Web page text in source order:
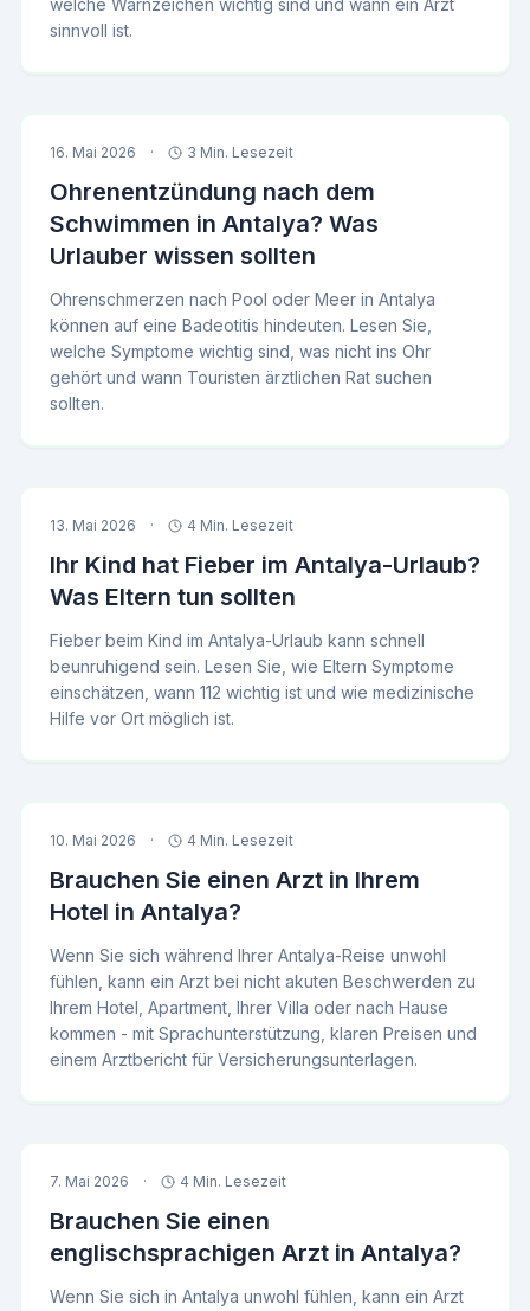
welche Warnzeichen wichtig sind und wann ein Arzt
sinnvoll ist.
16. Mai 2026 · 3 Min. Lesezeit
Ohrenentzündung nach dem
Schwimmen in Antalya? Was
Urlauber wissen sollten
Ohrenschmerzen nach Pool oder Meer in Antalya
können auf eine Badeotitis hindeuten. Lesen Sie,
welche Symptome wichtig sind, was nicht ins Ohr
gehört und wann Touristen ärztlichen Rat suchen
sollten.
13. Mai 2026 · 4 Min. Lesezeit
Ihr Kind hat Fieber im Antalya-Urlaub?
Was Eltern tun sollten
Fieber beim Kind im Antalya-Urlaub kann schnell
beunruhigend sein. Lesen Sie, wie Eltern Symptome
einschätzen, wann 112 wichtig ist und wie medizinische
Hilfe vor Ort möglich ist.
10. Mai 2026 · 4 Min. Lesezeit
Brauchen Sie einen Arzt in Ihrem
Hotel in Antalya?
Wenn Sie sich während Ihrer Antalya-Reise unwohl
fühlen, kann ein Arzt bei nicht akuten Beschwerden zu
Ihrem Hotel, Apartment, Ihrer Villa oder nach Hause
kommen - mit Sprachunterstützung, klaren Preisen und
einem Arztbericht für Versicherungsunterlagen.
7. Mai 2026 · 4 Min. Lesezeit
Brauchen Sie einen
englischsprachigen Arzt in Antalya?
Wenn Sie sich in Antalya unwohl fühlen, kann ein Arzt